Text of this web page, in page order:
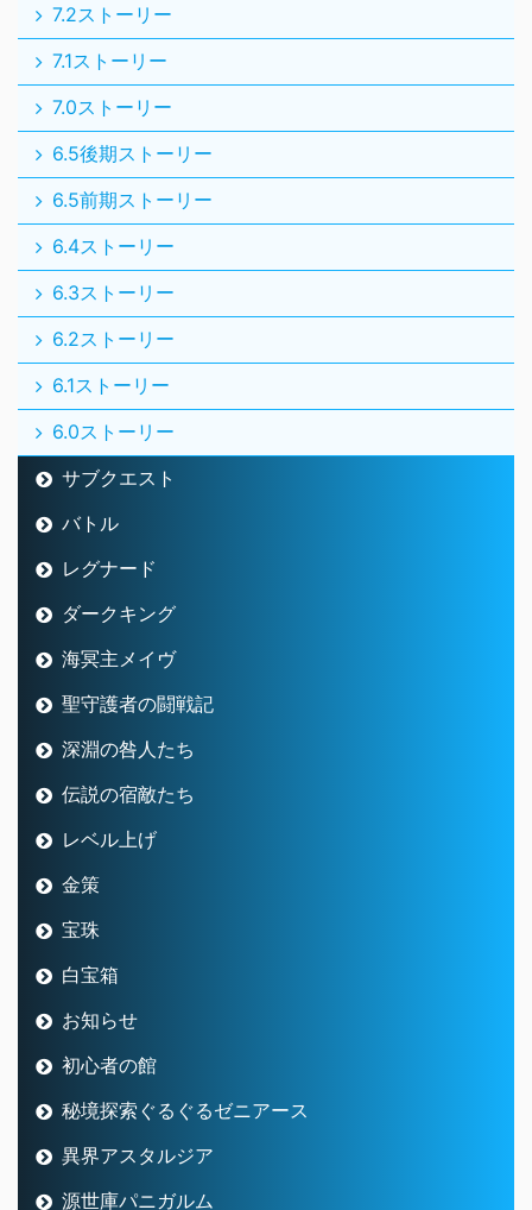
7.2ストーリー
7.1ストーリー
7.0ストーリー
6.5後期ストーリー
6.5前期ストーリー
6.4ストーリー
6.3ストーリー
6.2ストーリー
6.1ストーリー
6.0ストーリー
サブクエスト
バトル
レグナード
ダークキング
海冥主メイヴ
聖守護者の闘戦記
深淵の咎人たち
伝説の宿敵たち
レベル上げ
金策
宝珠
白宝箱
お知らせ
初心者の館
秘境探索ぐるぐるゼニアース
異界アスタルジア
源世庫パニガルム